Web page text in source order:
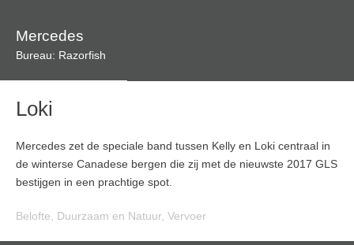
Mercedes
Bureau: Razorfish
Loki
Mercedes zet de speciale band tussen Kelly en Loki centraal in
de winterse Canadese bergen die zij met de nieuwste 2017 GLS
bestijgen in een prachtige spot.
Belofte Duurzaam en Natuur, Vervoer